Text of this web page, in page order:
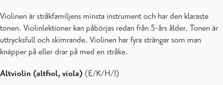
Violinen är stråkfamiljens minsta instrument och har den klaraste
tonen. Violinlektioner kan påbörjas redan från 5-års ålder. Tonen är
uttrycksfull och skimrande. Violinen har fyra strängar som man
knäpper på eller drar på med en stråke.
Altviolin (altfiol, viola) (E/K/H/I)